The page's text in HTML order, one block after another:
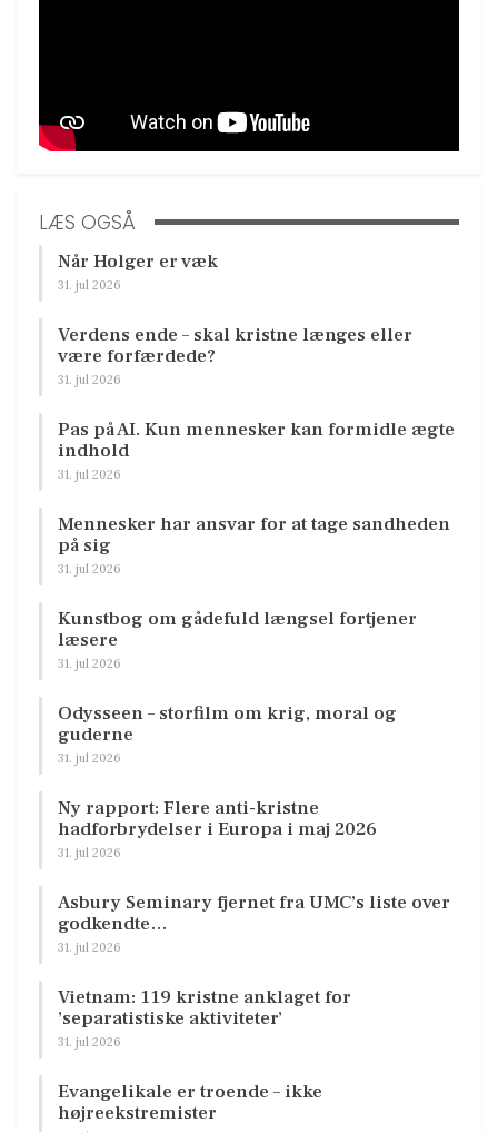
LÆS OGSÅ
Når Holger er væk
31. jul 2026
Verdens ende – skal kristne længes eller
være forfærdede?
31. jul 2026
Pas på AI. Kun mennesker kan formidle ægte
indhold
31. jul 2026
Mennesker har ansvar for at tage sandheden
på sig
31. jul 2026
Kunstbog om gådefuld længsel fortjener
læsere
31. jul 2026
Odysseen – storfilm om krig, moral og
guderne
31. jul 2026
Ny rapport: Flere anti-kristne
hadforbrydelser i Europa i maj 2026
31. jul 2026
Asbury Seminary fjernet fra UMC’s liste over
godkendte…
31. jul 2026
Vietnam: 119 kristne anklaget for
’separatistiske aktiviteter’
31. jul 2026
Evangelikale er troende – ikke
højreekstremister